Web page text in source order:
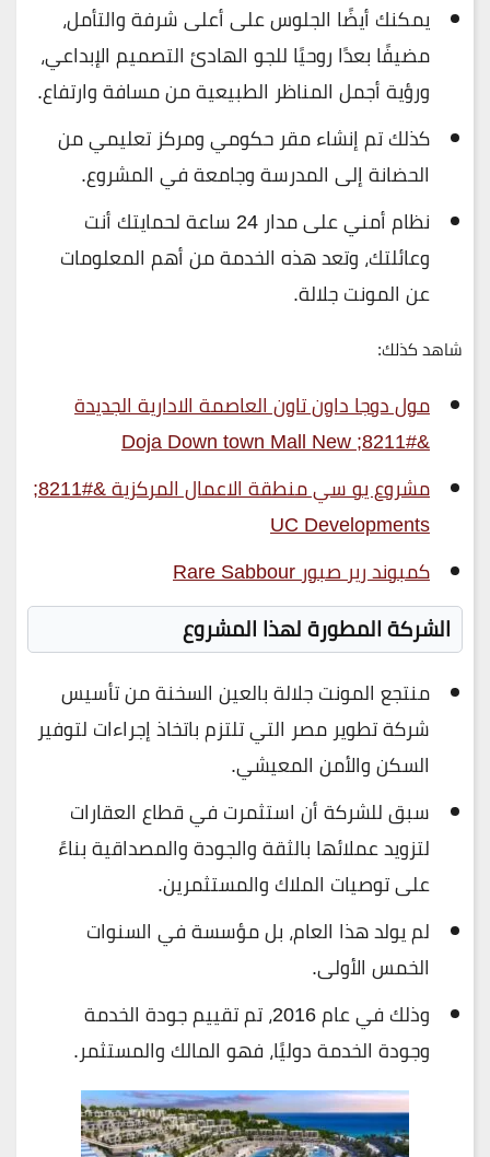
يمكنك أيضًا الجلوس على أعلى شرفة والتأمل،
مضيفًا بعدًا روحيًا للجو الهادئ التصميم الإبداعي،
ورؤية أجمل المناظر الطبيعية من مسافة وارتفاع.
كذلك تم إنشاء مقر حكومي ومركز تعليمي من
الحضانة إلى المدرسة وجامعة في المشروع.
نظام أمني على مدار 24 ساعة لحمايتك أنت
وعائلتك، وتعد هذه الخدمة من أهم المعلومات
عن المونت جلالة.
شاهد كذلك:
مول دوجا داون تاون العاصمة الادارية الجديدة
&#8211; Doja Down town Mall New
مشروع يو سي منطقة الاعمال المركزية &#8211;
UC Developments
كمبوند رير صبور Rare Sabbour
الشركة المطورة لهذا المشروع
منتجع المونت جلالة بالعين السخنة من تأسيس
شركة تطوير مصر التي تلتزم باتخاذ إجراءات لتوفير
السكن والأمن المعيشي.
سبق للشركة أن استثمرت في قطاع العقارات
لتزويد عملائها بالثقة والجودة والمصداقية بناءً
على توصيات الملاك والمستثمرين.
لم يولد هذا العام، بل مؤسسة في السنوات
الخمس الأولى.
وذلك في عام 2016، تم تقييم جودة الخدمة
وجودة الخدمة دوليًا، فهو المالك والمستثمر.